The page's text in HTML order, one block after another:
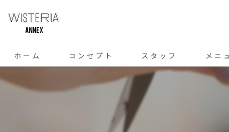
ホーム コンセプト スタッフ メニ